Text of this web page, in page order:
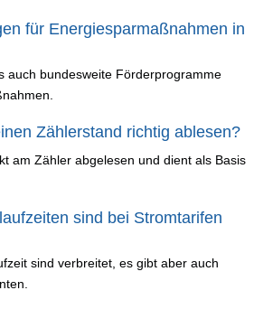
für Energiesparmaßnahmen in
auch bundesweite Förderprogramme
Zählerstand richtig ablesen?
am Zähler abgelesen und dient als Basis
sind bei Stromtarifen
sind verbreitet, es gibt aber auch